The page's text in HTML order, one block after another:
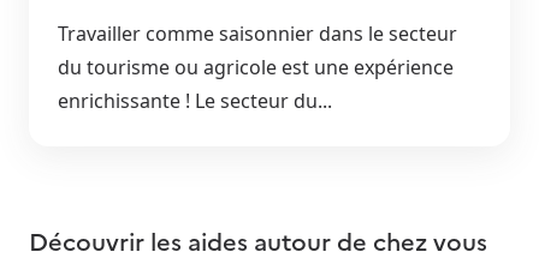
Travailler comme saisonnier dans le secteur
du tourisme ou agricole est une expérience
enrichissante ! Le secteur du...
Découvrir les aides autour de chez vous